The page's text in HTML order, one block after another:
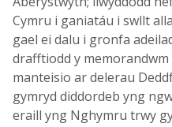
Cymru i ganiatáu i swllt
gael ei dalu i gronfa
drafftiodd y
manteisio ar delerau
gymryd diddordeb yng
eraill yng Nghymru trwy